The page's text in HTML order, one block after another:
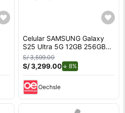
Celular SAMSUNG Galaxy
S25 Ultra 5G 12GB 256GB
White Silver
S/ 3,599.00
S/ 3,299.00 8%de descuento.
Oechsle